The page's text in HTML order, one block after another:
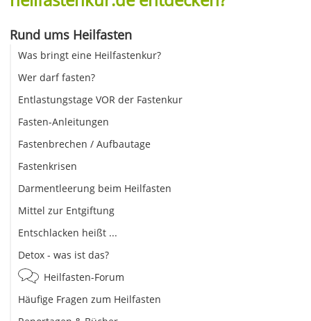
Rund ums Heilfasten
Was bringt eine Heilfastenkur?
Wer darf fasten?
Entlastungstage VOR der Fastenkur
Fasten-Anleitungen
Fastenbrechen / Aufbautage
Fastenkrisen
Darmentleerung beim Heilfasten
Mittel zur Entgiftung
Entschlacken heißt ...
Detox - was ist das?
Heilfasten-Forum
Häufige Fragen zum Heilfasten